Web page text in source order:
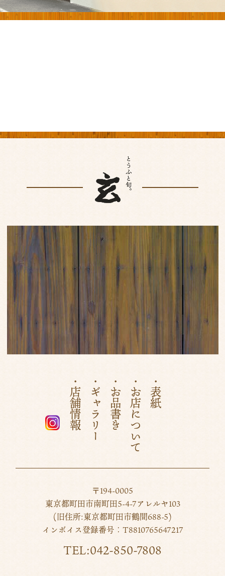
・店舗情報・ギャラリー・お品書き・お店について ・表紙
〒194-0005
東京都町田市南町田5-4-7アレルヤ103
(旧住所:東京都町田市鶴間688-5)
インボイス登録番号：T8810765647217
TEL:042-850-7808